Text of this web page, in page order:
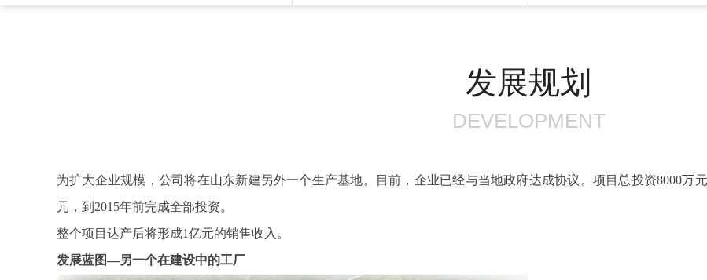
发展规划
DEVELOPMENT
为扩大企业规模，公司将在山东新建另外一个生产基地。目前，企业已经与当地政府达成协议。项目总投资8000万
元，到2015年前完成全部投资。
整个项目达产后将形成1亿元的销售收入。
发展蓝图—另一个在建设中的工厂